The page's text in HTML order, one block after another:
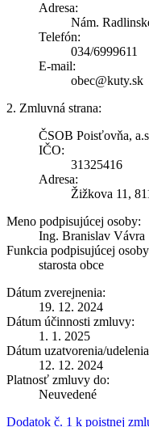
Adresa:
Nám.
Telefón:
034/6999611
E-mail:
obec@kuty.sk
2. Zmluvná strana:
ČSOB Poisťovňa,
IČO:
31325416
Adresa:
Žižkova 11,
Meno podpisujúcej osoby:
Ing. Branislav Vávra
Funkcia podpisujúcej
starosta obce
Dátum zverejnenia:
19. 12. 2024
Dátum účinnosti zmluvy:
1. 1. 2025
Dátum uzatvorenia/
12. 12. 2024
Platnosť zmluvy do:
Neuvedené
Dodatok č. 1 k poistnej